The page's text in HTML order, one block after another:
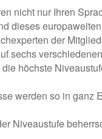
nicht nur Ihren
dieses
der
sechs
höchste
werden so in ganz
Niveaustufe